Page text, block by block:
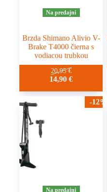
Na predajni
Brzda Shimano Alivio V-
Brake T4000 čierna s
vodiacou trubkou
20,95€
14,90€
-12%
Na predajni